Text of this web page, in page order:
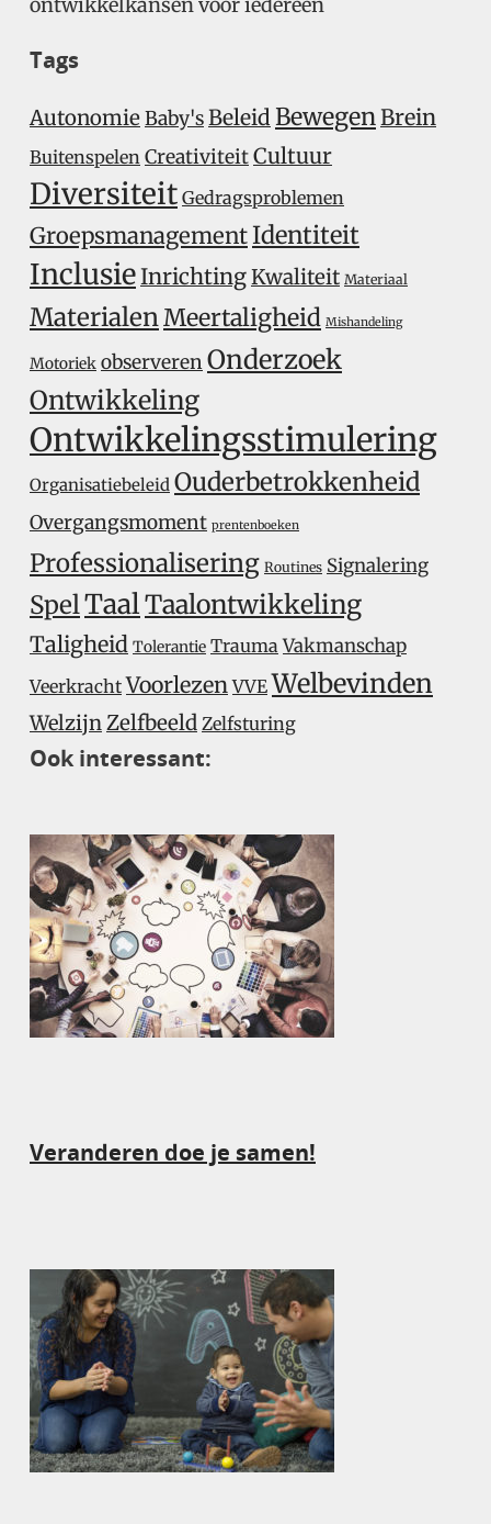
Tags
AutonomieBaby'sBeleid BewegenBrein
Buitenspelen CreativiteitCultuur
Diversiteit Gedragsproblemen
GroepsmanagementIdentiteit
InclusieInrichtingKwaliteit Materiaal
MaterialenMeertaligheid Mishandeling
Motoriek observerenOnderzoek
Ontwikkeling
Ontwikkelingsstimulering
Organisatiebeleid Ouderbetrokkenheid
Overgangsmoment prentenboeken
Professionalisering Routines Signalering
SpelTaalTaalontwikkeling
Taligheid Tolerantie Trauma Vakmanschap
Veerkracht Voorlezen VVE Welbevinden
WelzijnZelfbeeld Zelfsturing
Ook interessant:
Veranderen doe je samen!